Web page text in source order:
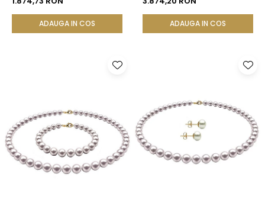
ADAUGA IN COS
AAA | KASKADDA®
ADAUGA IN COS